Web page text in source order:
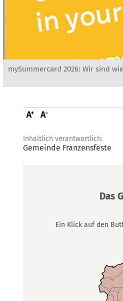
mySummercard 2026: Wir sind
Inhaltlich verantwortlich:
Gemeinde Franzensfeste
Das
Ein Klick auf den